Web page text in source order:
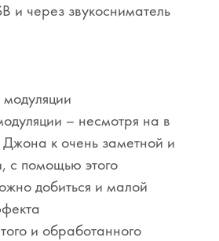
и через звукосниматель
– несмотря на в
к очень заметной и
с помощью этого
добиться и малой
и обработанного